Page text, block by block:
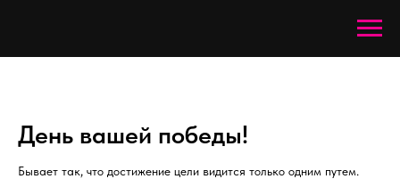
День вашей победы!
Бывает так, что достижение цели видится только одним путем.